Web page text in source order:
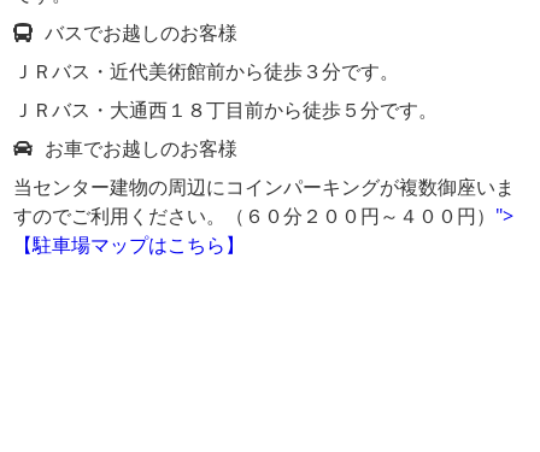
バスでお越しのお客様
ＪＲバス・近代美術館前から徒歩３分です。
ＪＲバス・大通西１８丁目前から徒歩５分です。
お車でお越しのお客様
当センター建物の周辺にコインパーキングが複数御座いま
すのでご利用ください。（６０分２００円～４００円） ">
【駐車場マップはこちら】